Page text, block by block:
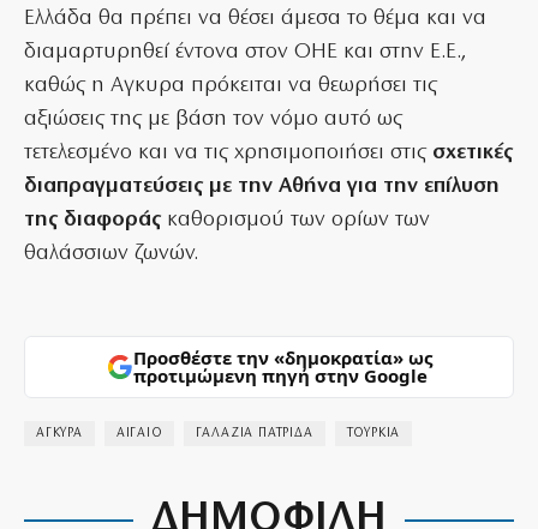
Ελλάδα θα πρέπει να θέσει άμεσα το θέμα και να
διαμαρτυρηθεί έντονα στον ΟΗΕ και στην Ε.Ε.,
καθώς η Αγκυρα πρόκειται να θεωρήσει τις
αξιώσεις της με βάση τον νόμο αυτό ως
τετελεσμένο και να τις χρησιμοποιήσει στις σχετικές
διαπραγματεύσεις με την Αθήνα για την επίλυση
της διαφοράς καθορισμού των ορίων των
θαλάσσιων ζωνών.
Προσθέστε την «δημοκρατία» ως
προτιμώμενη πηγή στην Google
ΑΓΚΥΡΑ ΑΙΓΑΙΟ ΓΑΛΑΖΙΑ ΠΑΤΡΙΔΑ ΤΟΥΡΚΙΑ